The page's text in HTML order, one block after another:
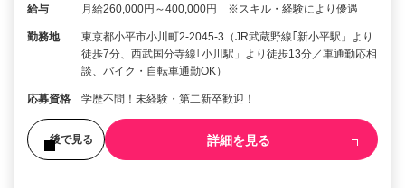
給与 月給260,000円～400,000円 ※スキル・経験により優遇
勤務地
東京都小平市小川町2-2045-3（JR武蔵野線｢新小平駅」より
徒歩7分、西武国分寺線｢小川駅」より徒歩13分／車通勤応相
談、バイク・自転車通勤OK）
応募資格 学歴不問！未経験・第二新卒歓迎！
後で見る 詳細を見る